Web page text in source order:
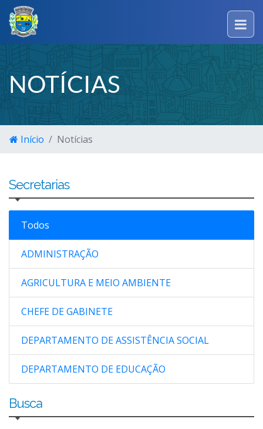
NOTÍCIAS
Início Notícias
Secretarias
Todos
ADMINISTRAÇÃO
AGRICULTURA E MEIO AMBIENTE
CHEFE DE GABINETE
DEPARTAMENTO DE ASSISTÊNCIA SOCIAL
DEPARTAMENTO DE EDUCAÇÃO
Busca